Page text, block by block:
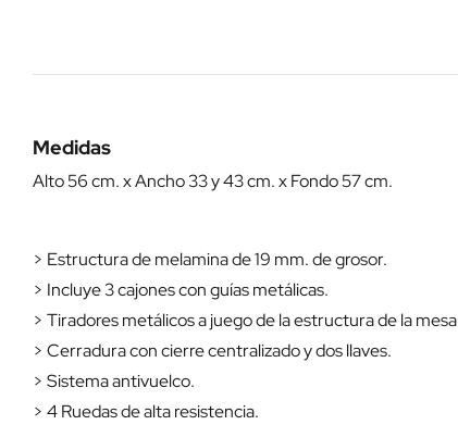
Medidas
Alto 56 cm. x Ancho 33 y 43 cm. x Fondo 57 cm.
> Estructura de melamina de 19 mm. de grosor.
> Incluye 3 cajones con guías metálicas.
> Tiradores metálicos a juego de la estructura de la
> Cerradura con cierre centralizado y dos llaves.
> Sistema antivuelco.
> 4 Ruedas de alta resistencia.